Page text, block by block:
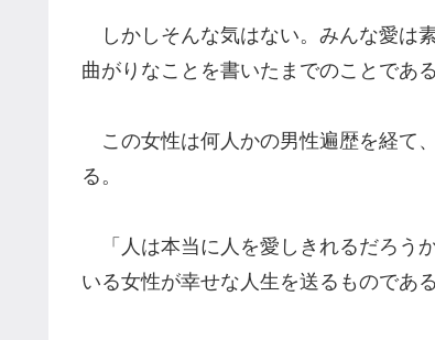
しかしそんな気はない。みんな愛は
曲がりなことを書いたまでのことである
この女性は何人かの男性遍歴を経て
る。
「人は本当に人を愛しきれるだろう
いる女性が幸せな人生を送るものである